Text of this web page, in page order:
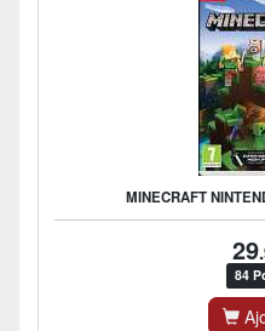
MINECRAFT
29
84